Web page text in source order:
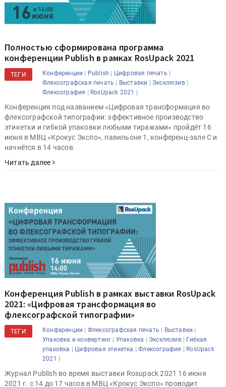
Полностью сформирована программа
конференции Publish в рамках RosUpack 2021
ТЕГИ Конференции | Publish | Цифровая печать |
Флексографская печать | Выставки | Эксклюзив|
Флексография | RosUpack 2021 |
Конференция под названием «Цифровая трансформация во
флексографской типографии: эффективное производство
этикетки и гибкой упаковки любыми тиражами» пройдёт 16
июня в МВЦ «Крокус Экспо», павильоне 1, конференц-зале С и
начнётся в 14 часов.
Читать далее
Конференция Publish в рамках выставки RosUpack
2021: «Цифровая трансформация во
флексографской типографии»
ТЕГИ Конференции | Флексографская печать | Выставки |
Упаковка и конвертинг | Упаковка | Эксклюзив| Гибкая
упаковка | Цифровая этикетка |Флексография | RosUpack
2021 |
Журнал Publish во время выставки Rosupack 2021 16 июня
2021 г. с 14 до 17 часов в МВЦ «Крокус Экспо» проводит